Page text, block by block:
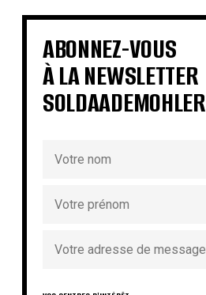
€ €
€ €
ABONNEZ-VOUS
À LA NEWSLETTER
SOLDAADEMOHLER